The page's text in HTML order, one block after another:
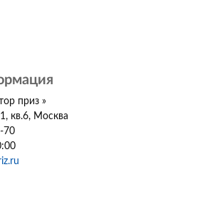
приз »
кв.6, Москва
70